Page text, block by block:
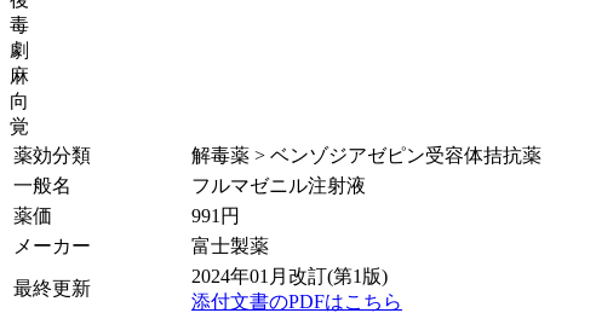
毒
劇
麻
向
覚
薬効分類
解毒薬 > ベンゾジアゼピン受容体拮抗薬
一般名
フルマゼニル注射液
薬価
991 円
メーカー
富士製薬
最終更新
2024年01月改訂(第1版)
添付文書のPDFはこちら